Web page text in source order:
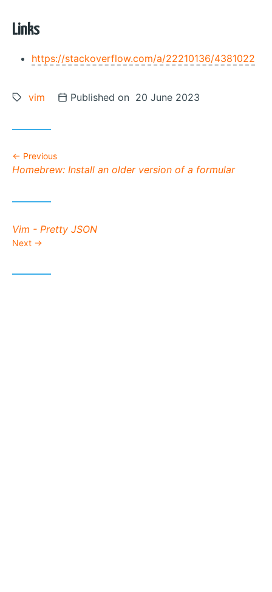
Links
https://stackoverflow.com/a/22210136/4381022
Tags:
vim Posted on
Published on 20 June 2023
Previous
Previous post:
Homebrew: Install an older version of a formular
Next post:
Vim - Pretty JSON
Next